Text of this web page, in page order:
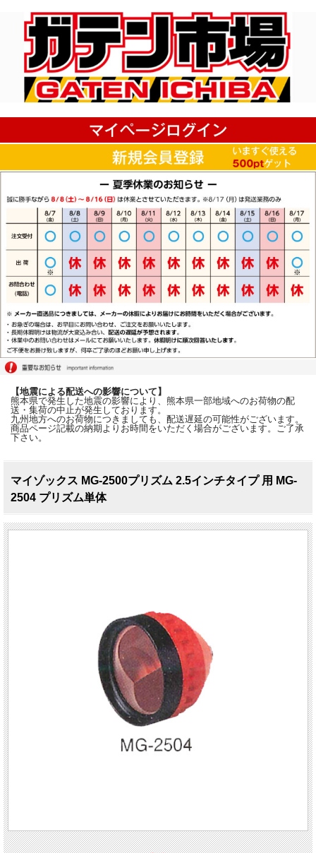
【地震による配送への影響について】
熊本県で発生した地震の影響により、熊本県一部地域へのお荷物の配
送・集荷の中止が発生しております。
九州地方へのお荷物につきましても、配送遅延の可能性がございます。
商品ページ記載の納期よりお時間をいただく場合がございます。ご了承
下さい。
マイゾックス MG-2500プリズム 2.5インチタイプ 用 MG-
2504 プリズム単体